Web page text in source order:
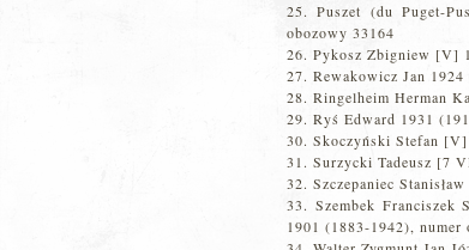
Puszet (du Puget-
obozowy 33164
Pykosz Zbigniew [V]
Rewakowicz Jan
Ringelheim Herman
Ryś Edward 1931
Skoczyński Stefan
Surzycki Tadeusz [7
Szczepaniec
Szembek Franciszek
1901 (1883-1942), numer